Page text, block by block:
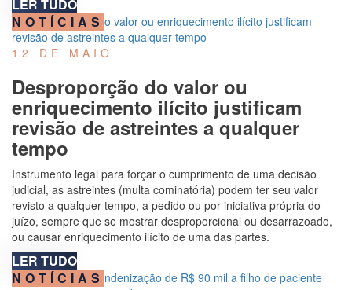
LER TUDO
NOTÍCIAS
12 DE MAIO
Desproporção do valor ou
enriquecimento ilícito justificam
revisão de astreintes a qualquer
tempo
Instrumento legal para forçar o cumprimento de uma decisão
judicial, as astreintes (multa cominatória) podem ter seu valor
revisto a qualquer tempo, a pedido ou por iniciativa própria do
juízo, sempre que se mostrar desproporcional ou desarrazoado,
ou causar enriquecimento ilícito de uma das partes.
LER TUDO
NOTÍCIAS